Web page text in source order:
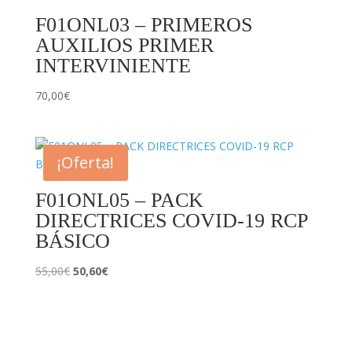
F01ONL03 – PRIMEROS
AUXILIOS PRIMER
INTERVINIENTE
70,00€
¡Oferta!
F01ONL05 – PACK
DIRECTRICES COVID-19 RCP
BÁSICO
55,00€ El
50,60€El